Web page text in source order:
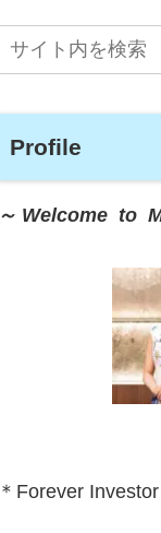
Profile
～ Welcome to
＊Forever Investor